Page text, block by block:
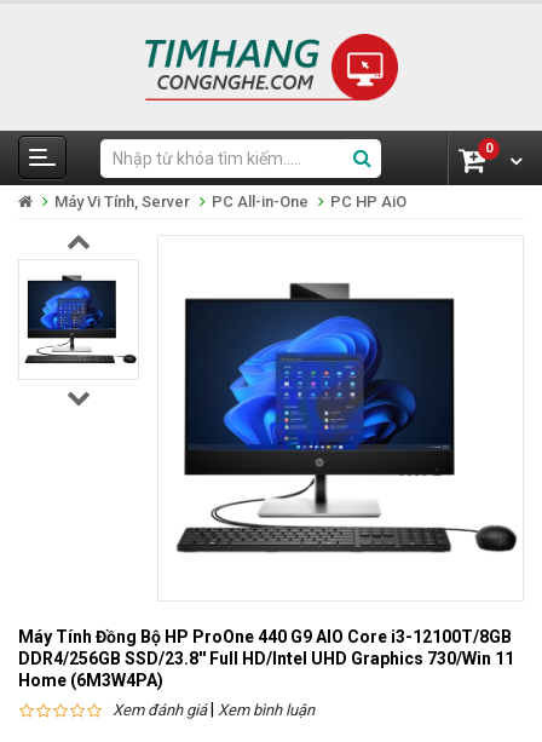
0
Máy Vi Tính, Server PC All-in-One PC HP AiO
Máy Tính Đồng Bộ HP ProOne 440 G9 AIO Core i3-12100T/8GB
DDR4/256GB SSD/23.8'' Full HD/Intel UHD Graphics 730/Win 11
Home (6M3W4PA)
Xem đánh giá| Xem bình luận